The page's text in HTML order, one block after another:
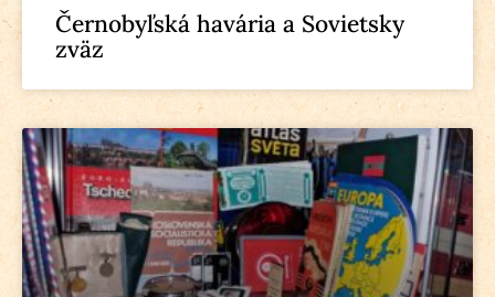
Černobyľská havária a Sovietsky
zväz